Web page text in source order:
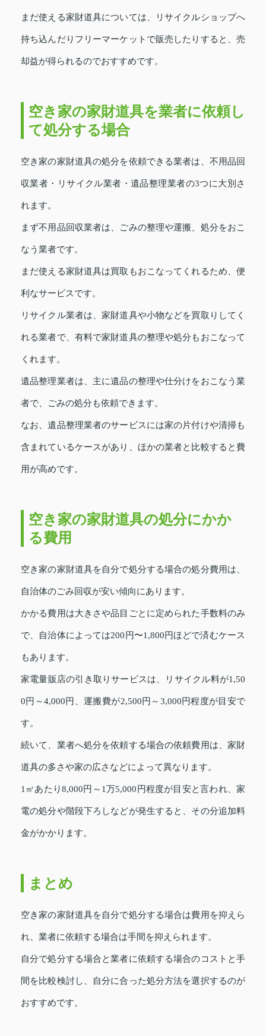
まだ使える家財道具については、リサイクルショップへ
持ち込んだりフリーマーケットで販売したりすると、売
却益が得られるのでおすすめです。
空き家の家財道具を業者に依頼し
て処分する場合
空き家の家財道具の処分を依頼できる業者は、不用品回
収業者・リサイクル業者・遺品整理業者の3つに大別さ
れます。
まず不用品回収業者は、ごみの整理や運搬、処分をおこ
なう業者です。
まだ使える家財道具は買取もおこなってくれるため、便
利なサービスです。
リサイクル業者は、家財道具や小物などを買取りしてく
れる業者で、有料で家財道具の整理や処分もおこなって
くれます。
遺品整理業者は、主に遺品の整理や仕分けをおこなう業
者で、ごみの処分も依頼できます。
なお、遺品整理業者のサービスには家の片付けや清掃も
含まれているケースがあり、ほかの業者と比較すると費
用が高めです。
空き家の家財道具の処分にかか
る費用
空き家の家財道具を自分で処分する場合の処分費用は、
自治体のごみ回収が安い傾向にあります。
かかる費用は大きさや品目ごとに定められた手数料のみ
で、自治体によっては200円〜1,800円ほどで済むケース
もあります。
家電量販店の引き取りサービスは、リサイクル料が1,50
0円～4,000円、運搬費が2,500円～3,000円程度が目安で
す。
続いて、業者へ処分を依頼する場合の依頼費用は、家財
道具の多さや家の広さなどによって異なります。
1㎥あたり8,000円～1万5,000円程度が目安と言われ、家
電の処分や階段下ろしなどが発生すると、その分追加料
金がかかります。
まとめ
空き家の家財道具を自分で処分する場合は費用を抑えら
れ、業者に依頼する場合は手間を抑えられます。
自分で処分する場合と業者に依頼する場合のコストと手
間を比較検討し、自分に合った処分方法を選択するのが
おすすめです。